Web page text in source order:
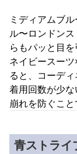
ミディアムブ
ル〜ロンドン
らもパッと目を
ネイビースー
ると、コーデ
着用回数が少
崩れを防ぐこと
青ストライ